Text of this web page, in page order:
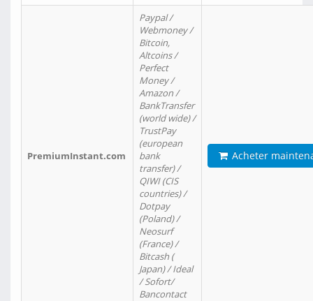
PremiumInstant.com
Paypal /
Webmoney /
Bitcoin,
Altcoins /
Perfect
Money /
Amazon /
BankTransfer
(world wide) /
TrustPay
(european
bank
transfer) /
QIWI (CIS
countries) /
Dotpay
(Poland) /
Neosurf
(France) /
Bitcash (
Japan) / Ideal
/ Sofort/
Bancontact
Acheter